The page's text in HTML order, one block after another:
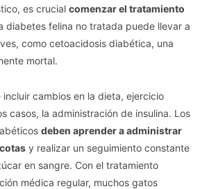
es crucial comenzar el tratamiento
diabetes felina no tratada puede llevar a
como cetoacidosis diabética, una
mortal.
incluir cambios en la dieta, ejercicio
casos, la administración de insulina. Los
deben aprender a administrar
y realizar un seguimiento constante
en sangre. Con el tratamiento
médica regular, muchos gatos